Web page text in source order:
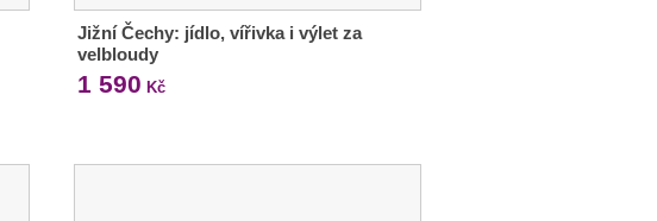
Jižní Čechy: jídlo, vířivka i výlet za
velbloudy
1 590 Kč